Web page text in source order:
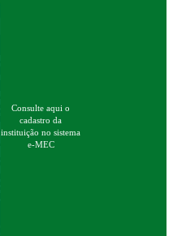
Consulte aqui o
cadastro da
instituição no sistema
e-MEC